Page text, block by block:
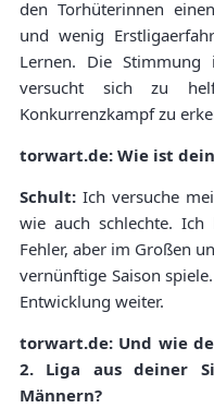
den Torhüterinnen
und wenig
Lernen. Die
versucht sich zu
Konkurrenzkampf zu
torwart.de: Wie ist
Schult: Ich versuche
wie auch schlechte.
Fehler, aber im Großen
vernünftige Saison
Entwicklung weiter.
torwart.de: Und wie
2. Liga aus deiner
Männern?